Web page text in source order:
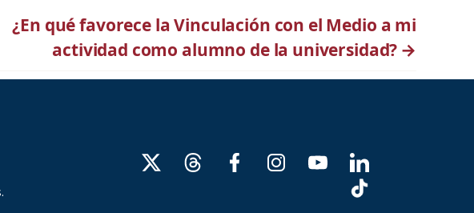
¿En qué favorece la Vinculación con el Medio a mi
actividad como alumno de la universidad? →